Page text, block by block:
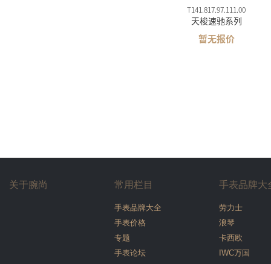
T141.817.97.111.00
天梭速驰系列
暂无报价
关于腕尚 常用栏目
手表品牌大全
手表价格
专题
手表论坛
手表品牌大
劳力士
浪琴
卡西欧
IWC万国